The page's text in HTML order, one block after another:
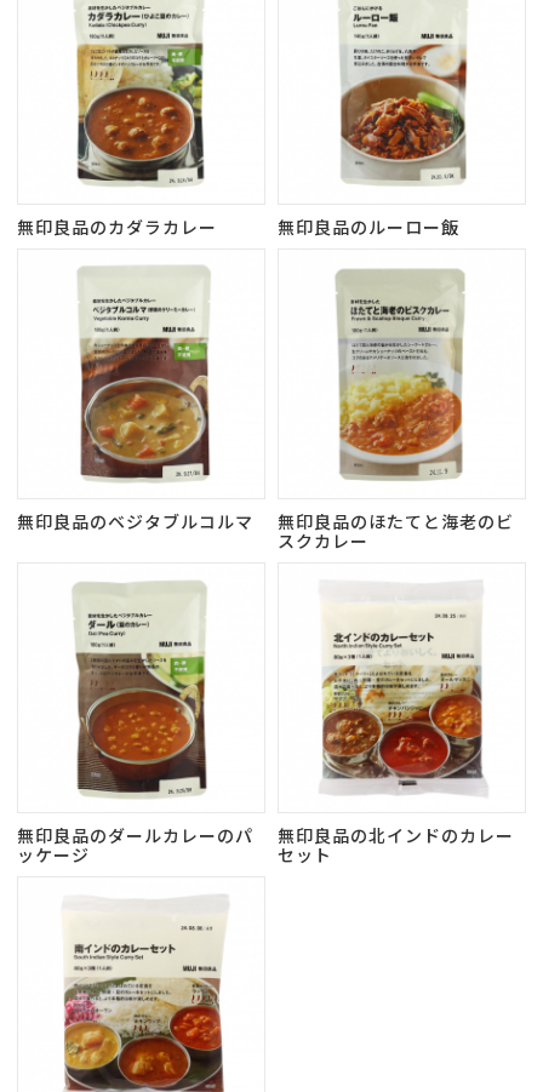
無印良品のカダラカレー 無印良品のルーロー飯
無印良品のベジタブルコルマ
無印良品のほたてと海老のビ
スクカレー
無印良品のダールカレーのパ
ッケージ
無印良品の北インドのカレー
セット